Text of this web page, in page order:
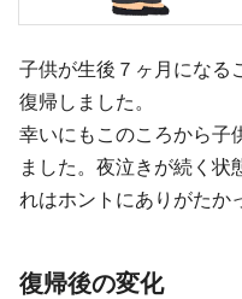
子供が生後７ヶ月になる
復帰しました。
幸いにもこのころから子
ました。夜泣きが続く状
れはホントにありがたか
復帰後の変化